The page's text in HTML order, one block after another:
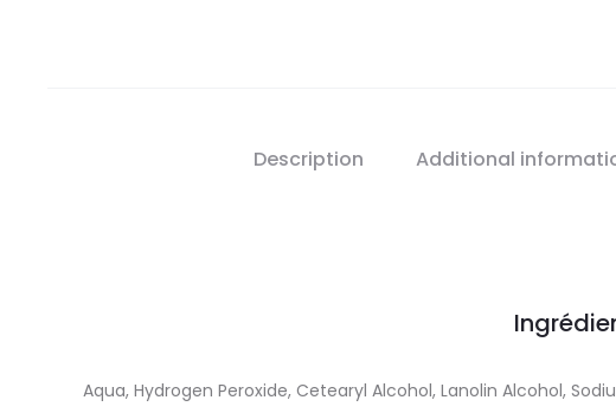
Description Additional
Aqua, Hydrogen Peroxide, Cetearyl Alcohol, Lanolin Alcohol,